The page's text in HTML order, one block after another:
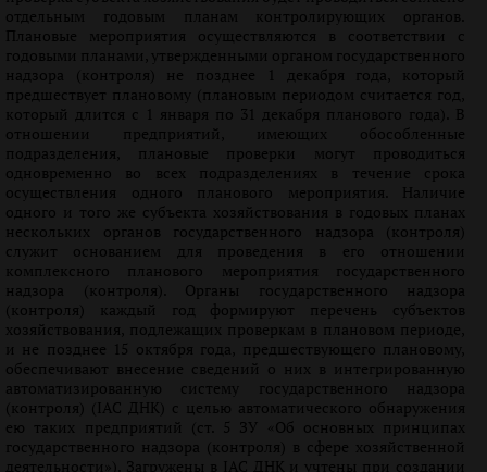
отдельным годовым планам контролирующих органов.
Плановые мероприятия осуществляются в соответствии с
годовыми планами, утвержденными органом государственного
надзора (контроля) не позднее 1 декабря года, который
предшествует плановому (плановым периодом считается год,
который длится с 1 января по 31 декабря планового года). В
отношении предприятий, имеющих обособленные
подразделения, плановые проверки могут проводиться
одновременно во всех подразделениях в течение срока
осуществления одного планового мероприятия. Наличие
одного и того же субъекта хозяйствования в годовых планах
нескольких органов государственного надзора (контроля)
служит основанием для проведения в его отношении
комплексного планового мероприятия государственного
надзора (контроля). Органы государственного надзора
(контроля) каждый год формируют перечень субъектов
хозяйствования, подлежащих проверкам в плановом периоде,
и не позднее 15 октября года, предшествующего плановому,
обеспечивают внесение сведений о них в интегрированную
автоматизированную систему государственного надзора
(контроля) (ІАС ДНК) с целью автоматического обнаружения
ею таких предприятий (ст. 5 ЗУ «Об основных принципах
государственного надзора (контроля) в сфере хозяйственной
деятельности»). Загружены в ІАС ДНК и учтены при создании